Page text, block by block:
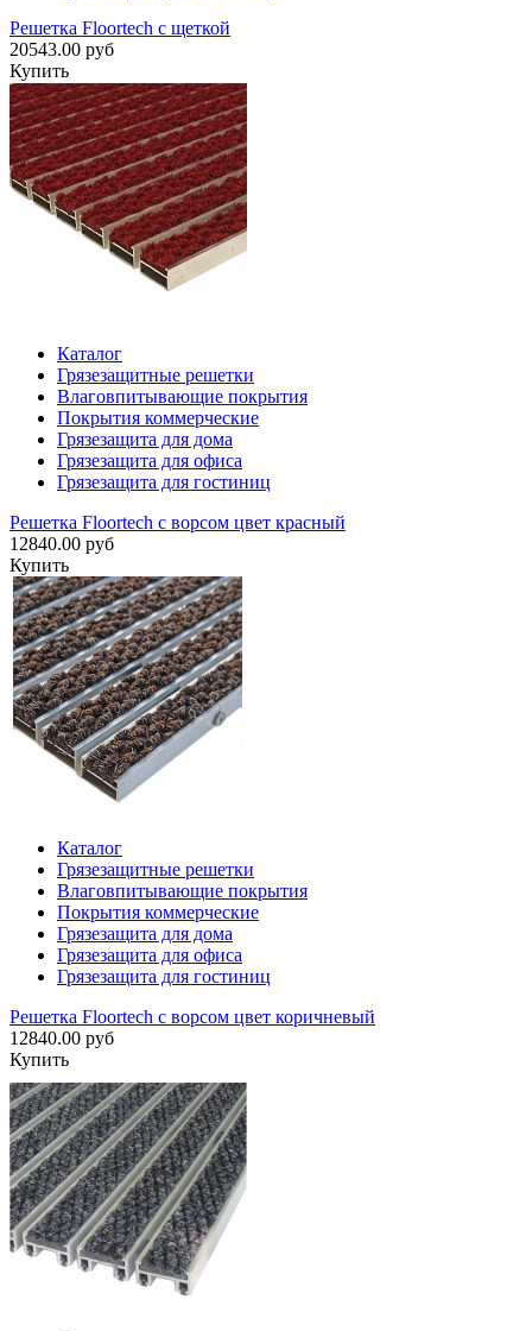
Решетка Floortech с щеткой
20543.00 руб
Купить
Каталог
Грязезащитные решетки
Влаговпитывающие покрытия
Покрытия коммерческие
Грязезащита для дома
Грязезащита для офиса
Грязезащита для гостиниц
Решетка Floortech с ворсом цвет красный
12840.00 руб
Купить
Каталог
Грязезащитные решетки
Влаговпитывающие покрытия
Покрытия коммерческие
Грязезащита для дома
Грязезащита для офиса
Грязезащита для гостиниц
Решетка Floortech с ворсом цвет коричневый
12840.00 руб
Купить